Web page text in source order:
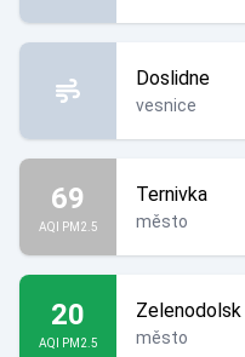
Doslidne
vesnice
69
AQI PM2.5
Ternivka
město
20
AQI PM2.5
Zelenodolsk
město